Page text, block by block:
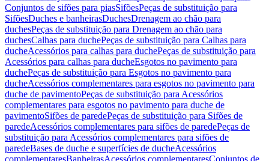
Conjuntos de sifões para piasSifõesPeças de substituição para
SifõesDuches e banheirasDuchesDrenagem ao chão para
duchesPeças de substituição para Drenagem ao chão para
duchesCalhas para duchePeças de substituição para Calhas para
ducheAcessórios para calhas para duchePeças de substituição para
Acessórios para calhas para ducheEsgotos no pavimento para
duchePeças de substituição para Esgotos no pavimento para
ducheAcessórios complementares para esgotos no pavimento para
duche de pavimentoPeças de substituição para Acessórios
complementares para esgotos no pavimento para duche de
pavimentoSifões de paredePeças de substituição para Sifões de
paredeAcessórios complementares para sifões de paredePeças de
substituição para Acessórios complementares para sifões de
paredeBases de duche e superfícies de ducheAcessórios
complementaresBanheirasAcessórios complementaresConjuntos de